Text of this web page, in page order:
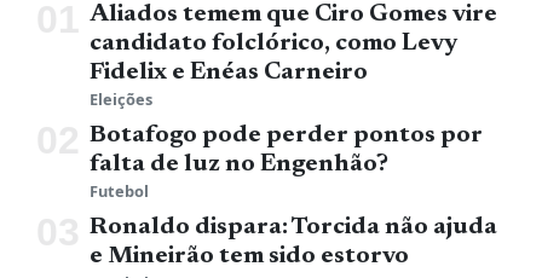
Aliados temem que Ciro Gomes vire
candidato folclórico, como Levy
Fidelix e Enéas Carneiro
Eleições
Botafogo pode perder pontos por
falta de luz no Engenhão?
Futebol
Ronaldo dispara: Torcida não ajuda
e Mineirão tem sido estorvo